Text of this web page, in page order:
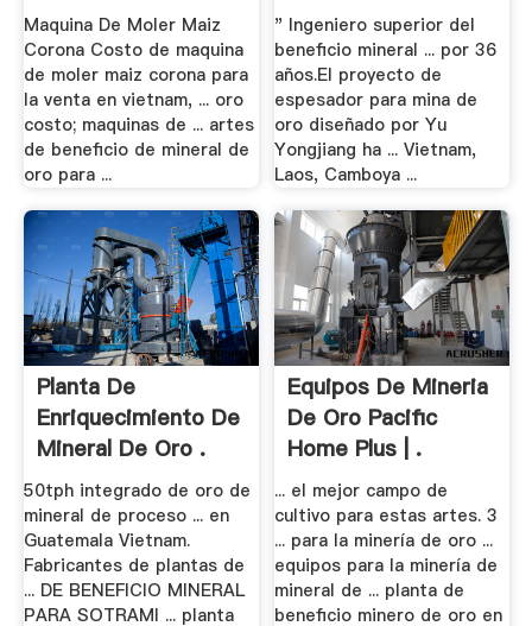
Maquina De Moler Maiz
Corona Costo de maquina
de moler maiz corona para
la venta en vietnam, ... oro
costo; maquinas de ... artes
de beneficio de mineral de
oro para ...
" Ingeniero superior del
beneficio mineral ... por 36
años.El proyecto de
espesador para mina de
oro diseñado por Yu
Yongjiang ha ... Vietnam,
Laos, Camboya ...
Planta De
Enriquecimiento De
Mineral De Oro .
50tph integrado de oro de
mineral de proceso ... en
Guatemala Vietnam.
Fabricantes de plantas de
... DE BENEFICIO MINERAL
PARA SOTRAMI ... planta
Equipos De Mineria
De Oro Pacific
Home Plus | .
... el mejor campo de
cultivo para estas artes. 3
... para la minería de oro ...
equipos para la minería de
mineral de ... planta de
beneficio minero de oro en